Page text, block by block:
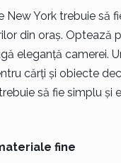
York trebuie să
din oraș. Optează
eleganță camerei.
cărți și obiecte
să fie simplu
fine